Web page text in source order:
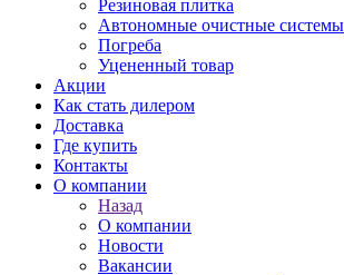
Резиновая плитка
Автономные очистные системы
Погреба
Уцененный товар
Акции
Как стать дилером
Доставка
Где купить
Контакты
О компании
Назад
О компании
Новости
Вакансии